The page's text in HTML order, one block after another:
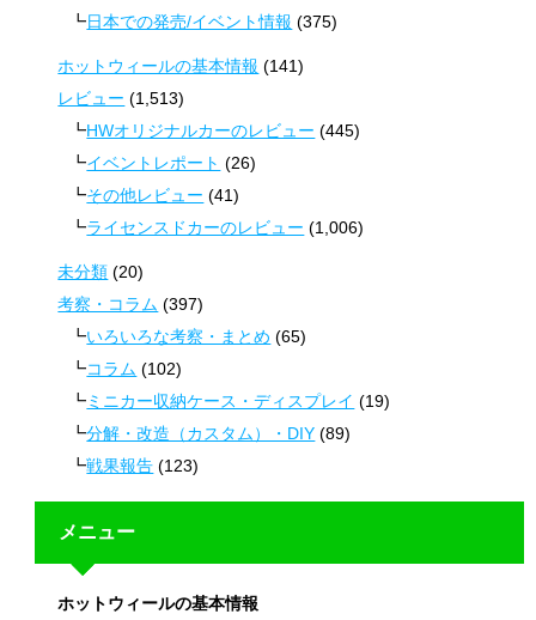
日本での発売/イベント情報 (375)
ホットウィールの基本情報 (141)
レビュー (1,513)
HWオリジナルカーのレビュー (445)
イベントレポート (26)
その他レビュー (41)
ライセンスドカーのレビュー (1,006)
未分類 (20)
考察・コラム (397)
いろいろな考察・まとめ (65)
コラム (102)
ミニカー収納ケース・ディスプレイ (19)
分解・改造（カスタム）・DIY (89)
戦果報告 (123)
メニュー
ホットウィールの基本情報